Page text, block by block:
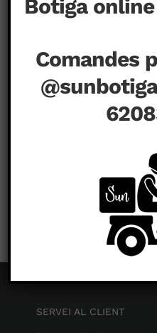
SERVEI AL CLIENT
Botiga
Comandes